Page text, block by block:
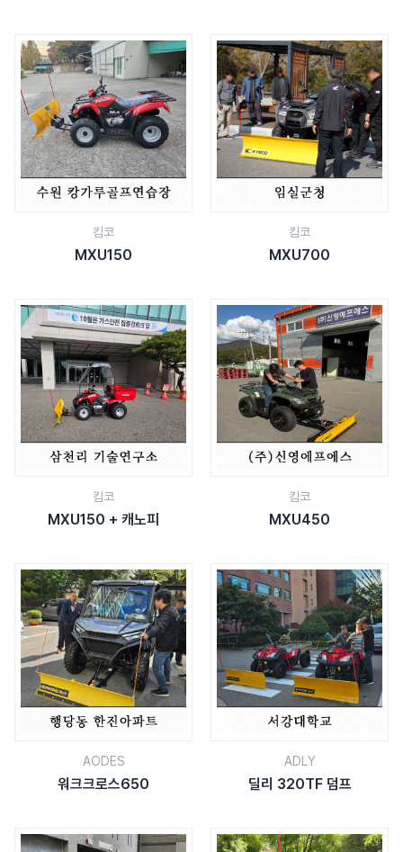
킴코
MXU150
킴코
MXU700
킴코
MXU150 + 캐노피
킴코
MXU450
AODES
워크크로스650
ADLY
딜리 320TF 덤프